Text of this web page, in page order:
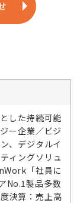
した持続可能
ー企業／ビジ
、デジタルイ
ィングソリュ
「社員に
No.1製品多数
決算：売上高